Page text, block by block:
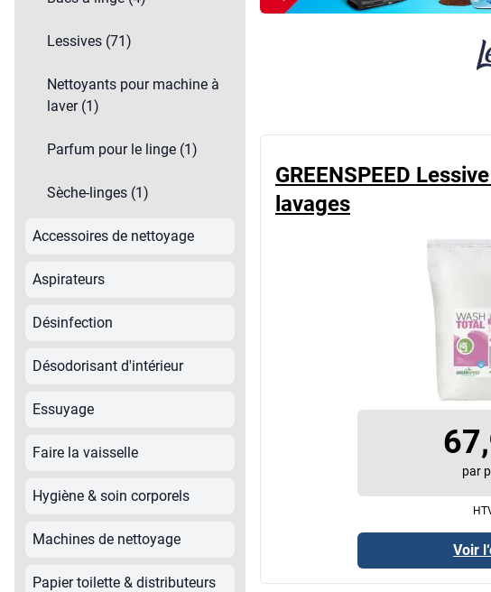
Plexiglas de protection
Produits d'entretien
Protection hygiénique
Savon
Lessives (71)
Nettoyants pour machine à
laver (1)
Parfum pour le linge (1)
Sèche-linges (1)
Accessoires de nettoyage
Aspirateurs
Désinfection
Désodorisant d'intérieur
Essuyage
Faire la vaisselle
Hygiène & soin corporels
Machines de nettoyage
Papier toilette & distributeurs
GREENSPEED
lavages
67,
par
Voir